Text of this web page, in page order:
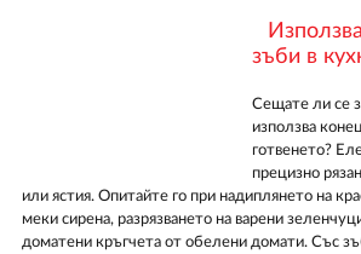
зъби в
Сещате ли се
използва
готвенето?
прецизно
или ястия. Опитайте го при надиплянето на
меки сирена, разрязването на варени
доматени кръгчета от обелени домати. Със